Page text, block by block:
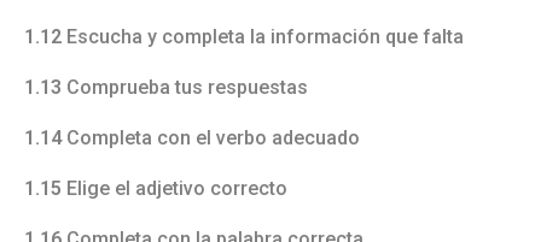
1.12 Escucha y completa la información que falta
1.13 Comprueba tus respuestas
1.14Completa con el verbo adecuado
1.15 Elige el adjetivo correcto